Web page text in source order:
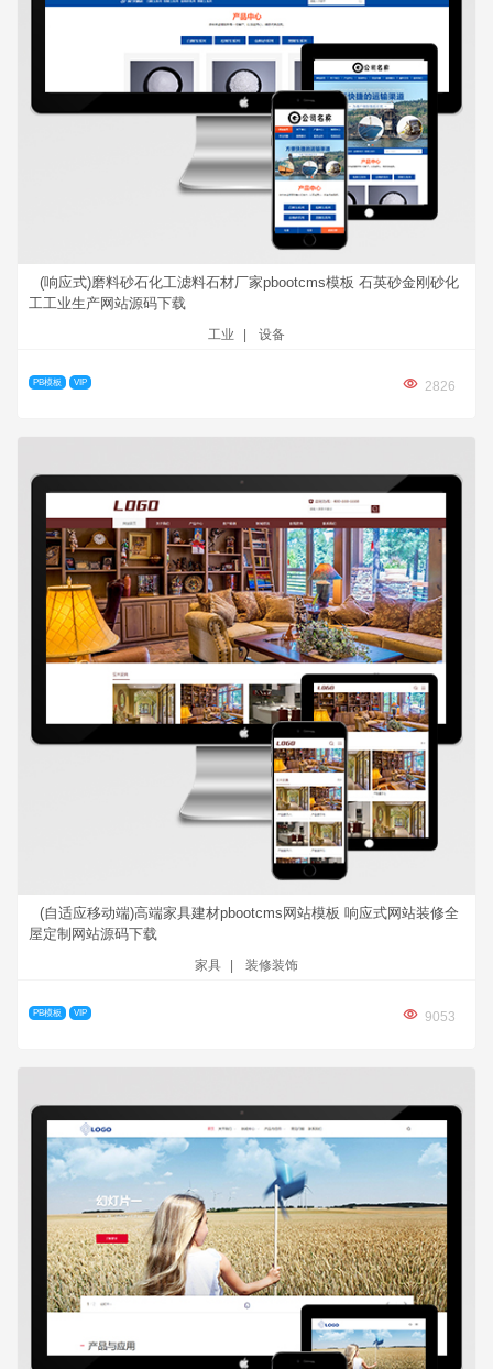
(响应式)磨料砂石化工滤料石材厂家pbootcms模板 石英砂金刚砂化
工工业生产网站源码下载
工业 设备
PB模板 VIP 2826
(自适应移动端)高端家具建材pbootcms网站模板 响应式网站装修全
屋定制网站源码下载
家具 装修装饰
PB模板 VIP 9053